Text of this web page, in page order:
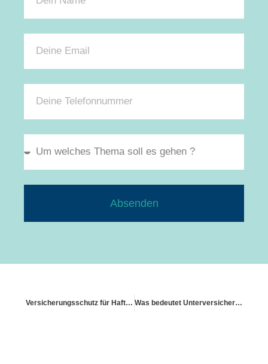
Absenden
Versicherungsschutz für Haftpflicht des Nachbarn Was bedeutet Unterversicherung und wie kann man sie vermeiden